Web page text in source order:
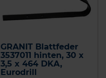
GRANIT Blattfeder
3537011 hinten, 30 x
3,5 x 464 DKA,
Eurodrill